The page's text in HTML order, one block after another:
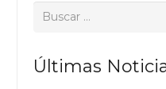
Buscar:
Últimas